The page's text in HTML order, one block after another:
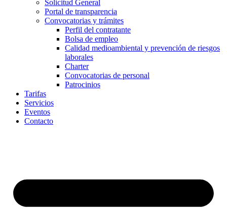
Solicitud General
Portal de transparencia
Convocatorias y trámites
Perfil del contratante
Bolsa de empleo
Calidad medioambiental y prevención de riesgos
laborales
Charter
Convocatorias de personal
Patrocinios
Tarifas
Servicios
Eventos
Contacto